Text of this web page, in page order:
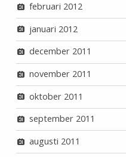
februari 2012
januari 2012
december 2011
november 2011
oktober 2011
september 2011
augusti 2011